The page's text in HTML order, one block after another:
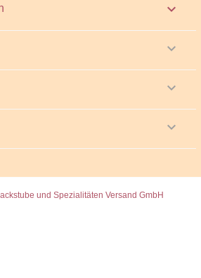
keyboard_arrow_down



und Spezialitäten Versand GmbH